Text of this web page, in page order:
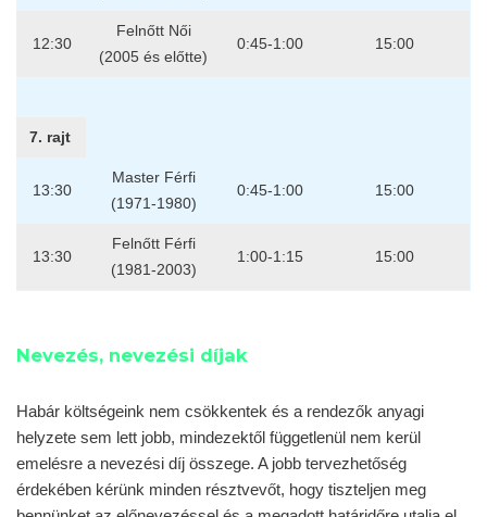
12:30
Felnőtt Női
(2005 és előtte)
0:45-1:00 15:00
7. rajt
13:30
Master Férfi
(1971-1980)
0:45-1:00 15:00
13:30
Felnőtt Férfi
(1981-2003)
1:00-1:15 15:00
Nevezés, nevezési díjak
Habár költségeink nem csökkentek és a rendezők anyagi
helyzete sem lett jobb, mindezektől függetlenül nem kerül
emelésre a nevezési díj összege. A jobb tervezhetőség
érdekében kérünk minden résztvevőt, hogy tiszteljen meg